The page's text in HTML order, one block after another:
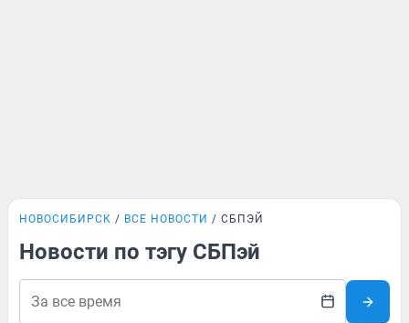
НОВОСИБИРСК ВСЕ НОВОСТИ СБПЭЙ
Новости по тэгу СБПэй